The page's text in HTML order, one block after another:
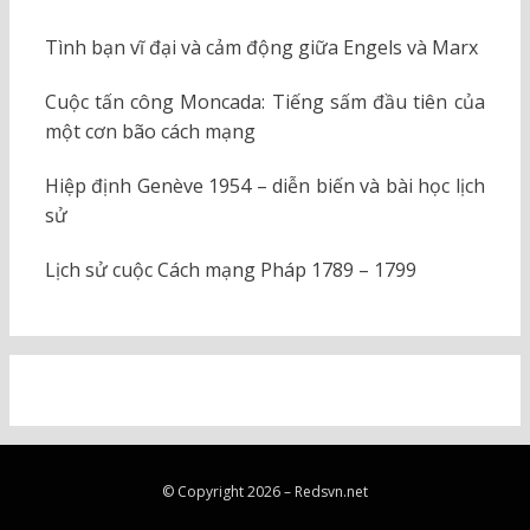
Tình bạn vĩ đại và cảm động giữa Engels và Marx
Cuộc tấn công Moncada: Tiếng sấm đầu tiên của
một cơn bão cách mạng
Hiệp định Genève 1954 – diễn biến và bài học lịch
sử
Lịch sử cuộc Cách mạng Pháp 1789 – 1799
© Copyright 2026 – Redsvn.net